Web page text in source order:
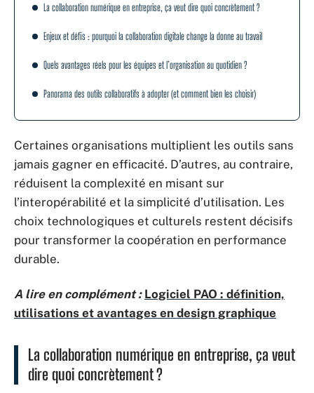
La collaboration numérique en entreprise, ça veut dire quoi concrètement ?
Enjeux et défis : pourquoi la collaboration digitale change la donne au travail
Quels avantages réels pour les équipes et l’organisation au quotidien ?
Panorama des outils collaboratifs à adopter (et comment bien les choisir)
Certaines organisations multiplient les outils sans
jamais gagner en efficacité. D’autres, au contraire,
réduisent la complexité en misant sur
l’interopérabilité et la simplicité d’utilisation. Les
choix technologiques et culturels restent décisifs
pour transformer la coopération en performance
durable.
A lire en complément : Logiciel PAO : définition,
utilisations et avantages en design graphique
La collaboration numérique en entreprise, ça veut
dire quoi concrètement ?